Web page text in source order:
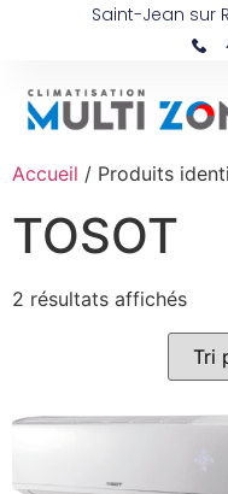
Saint-Jean sur
Accueil / Produits
TOSOT
2 résultats affichés